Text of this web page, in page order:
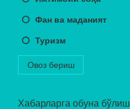
Фан ва маданият
Туризм
Овоз бериш
Хабарларга обуна бўлиш